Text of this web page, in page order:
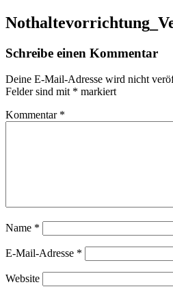
Schreibe einen Kommentar
Deine E-Mail-Adresse wird nicht
Felder sind mit * markiert
Kommentar *
Name *
E-Mail-Adresse *
Website